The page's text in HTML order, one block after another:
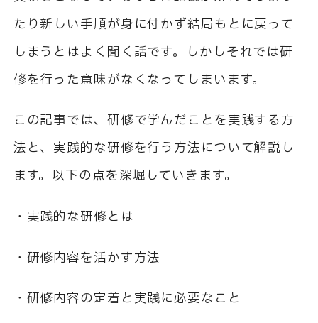
たり新しい手順が身に付かず結局もとに戻って
しまうとはよく聞く話です。しかしそれでは研
修を行った意味がなくなってしまいます。
この記事では、研修で学んだことを実践する方
法と、実践的な研修を行う方法について解説し
ます。以下の点を深堀していきます。
・実践的な研修とは
・研修内容を活かす方法
・研修内容の定着と実践に必要なこと